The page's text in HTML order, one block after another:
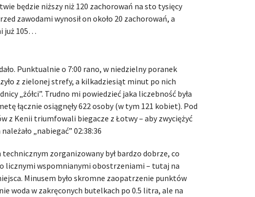
będzie niższy niż 120 zachorowań na sto tysięcy
zawodami wynosił on około 20 zachorowań, a
już 105…
Punktualnie o 7:00 rano, w niedzielny poranek
z zielonej strefy, a kilkadziesiąt minut po nich
„żółci”. Trudno mi powiedzieć jaka liczebność była
łącznie osiągnęły 622 osoby (w tym 121 kobiet). Pod
z Kenii triumfowali biegacze z Łotwy – aby zwyciężyć
„nabiegać” 02:38:36
zorganizowany był bardzo dobrze, co
licznymi wspomnianymi obostrzeniami – tutaj na
Minusem było skromne zaopatrzenie punktów
woda w zakręconych butelkach po 0.5 litra, ale na